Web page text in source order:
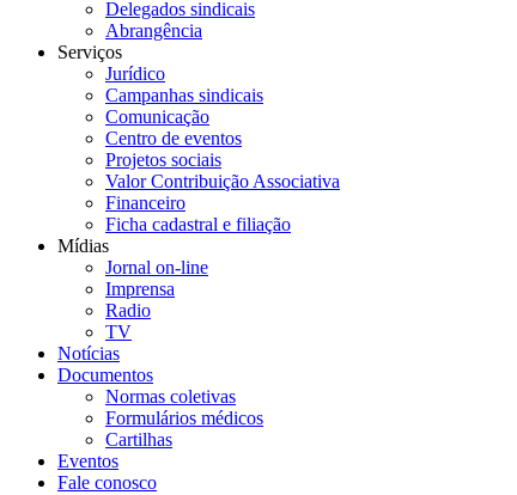
Delegados sindicais
Abrangência
Serviços
Jurídico
Campanhas sindicais
Comunicação
Centro de eventos
Projetos sociais
Valor Contribuição Associativa
Financeiro
Ficha cadastral e filiação
Mídias
Jornal on-line
Imprensa
Radio
TV
Notícias
Documentos
Normas coletivas
Formulários médicos
Cartilhas
Eventos
Fale conosco